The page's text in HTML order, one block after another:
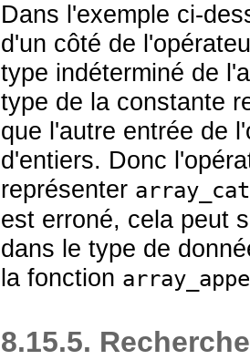
Dans l'exemple ci-
d'un côté de
type indéterminé de
type de la constante
que l'autre entrée de
d'entiers. Donc
représenter array_cat
est erroné, cela peut
dans le type de
la fonction
8.15.5.